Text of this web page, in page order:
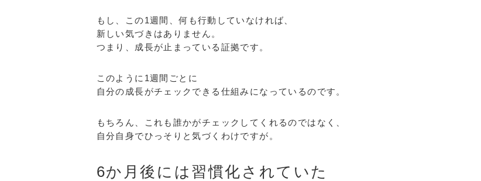
もし、この1週間、何も行動していなければ、
新しい気づきはありません。
つまり、成長が止まっている証拠です。
このように1週間ごとに
自分の成長がチェックできる仕組みになっているのです。
もちろん、これも誰かがチェックしてくれるのではなく、
自分自身でひっそりと気づくわけですが。
6か月後には習慣化されていた